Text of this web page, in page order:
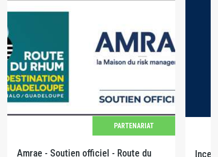
PARTENARIAT
Amrae - Soutien officiel - Route du